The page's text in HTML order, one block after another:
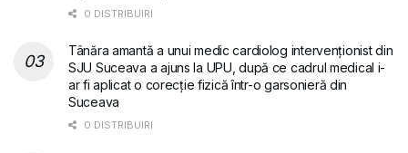
0 DISTRIBUIRI
Tânăra amantă a unui medic cardiolog intervenționist din
SJU Suceava a ajuns la UPU, după ce cadrul medical i-
ar fi aplicat o corecție fizică într-o garsonieră din
Suceava
0 DISTRIBUIRI